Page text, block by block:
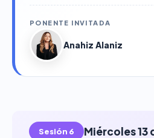
PONENTE INVITADA
Anahiz Alaniz
Sesión 6 Miércoles 13